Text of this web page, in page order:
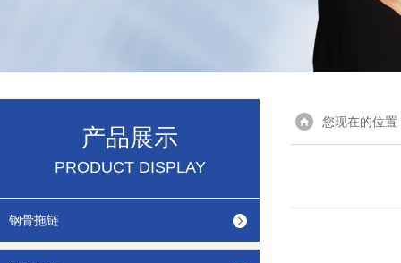
产品展示
PRODUCT DISPLAY
钢骨拖链
您现在的位置